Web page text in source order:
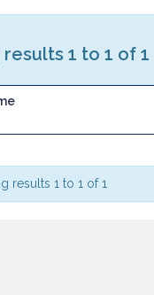
1 to 1 of 1
results 1 to 1 of 1